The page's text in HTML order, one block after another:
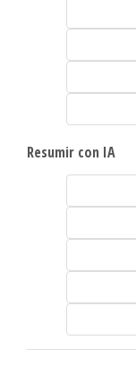
Resumir con IA